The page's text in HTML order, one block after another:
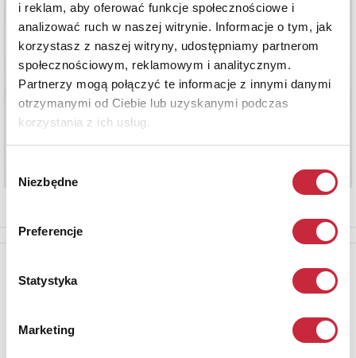
i reklam, aby oferować funkcje społecznościowe i
analizować ruch w naszej witrynie. Informacje o tym, jak
korzystasz z naszej witryny, udostępniamy partnerom
społecznościowym, reklamowym i analitycznym.
Partnerzy mogą połączyć te informacje z innymi danymi
otrzymanymi od Ciebie lub uzyskanymi podczas
korzystania z ich usług.
zgody
Niezbędne
Preferencje
Statystyka
Marketing
Aby otrzymywać informacje o nowych aukcjach, prosimy podać